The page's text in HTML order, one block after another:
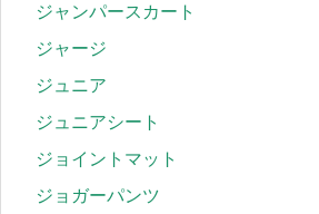
ジャンパースカート
ジャージ
ジュニア
ジュニアシート
ジョイントマット
ジョガーパンツ